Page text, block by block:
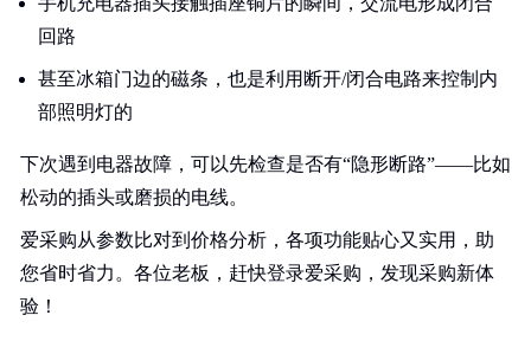
回路
甚至冰箱门边的磁条，也是利用断开/闭合电路来控制内
部照明灯的
下次遇到电器故障，可以先检查是否有“隐形断路”——比如
松动的插头或磨损的电线。
爱采购从参数比对到价格分析，各项功能贴心又实用，助
您省时省力。各位老板，赶快登录爱采购，发现采购新体
验！